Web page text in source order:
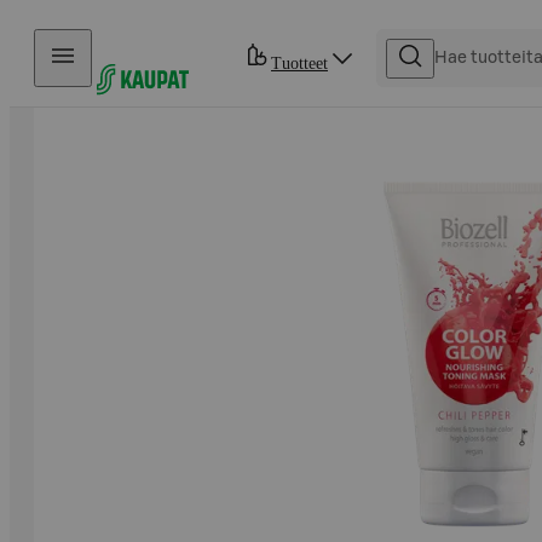
Hyppää sisältöön
Tuotteet